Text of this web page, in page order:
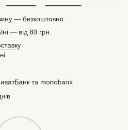
— безкоштовно.
— від 80 грн.
та monobank